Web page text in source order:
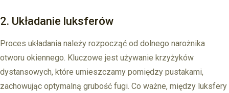
2. Układanie luksferów
Proces układania należy rozpocząć od dolnego narożnika
otworu okiennego. Kluczowe jest używanie krzyżyków
dystansowych, które umieszczamy pomiędzy pustakami,
zachowując optymalną grubość fugi. Co ważne, między luksfery